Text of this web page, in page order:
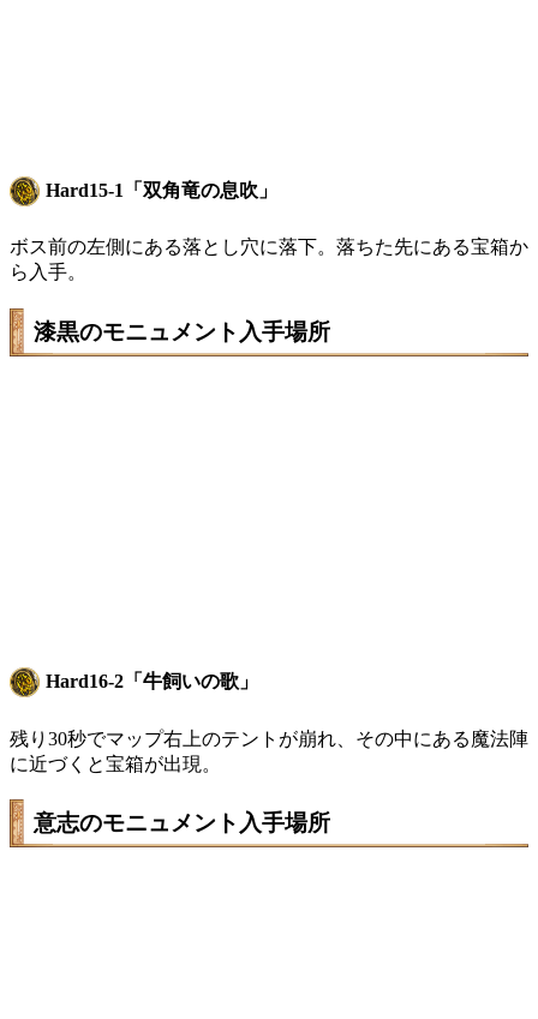
Hard15-1「双角竜の息吹」
ボス前の左側にある落とし穴に落下。落ちた先にある宝箱か
ら入手。
漆黒のモニュメント入手場所
Hard16-2「牛飼いの歌」
残り30秒でマップ右上のテントが崩れ、その中にある魔法陣
に近づくと宝箱が出現。
意志のモニュメント入手場所